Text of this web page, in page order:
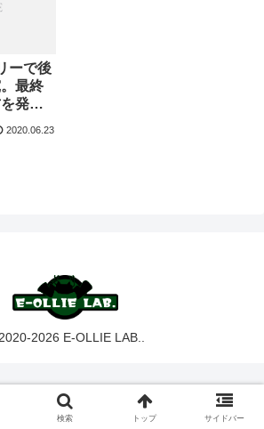
ーで後
最終
発
2020.06.23
2026 E-OLLIE LAB..
検索 トップ サイドバー